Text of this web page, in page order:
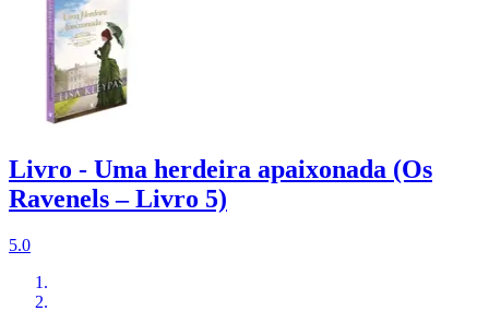
Livro - Uma herdeira apaixonada (Os
Ravenels – Livro 5)
5.0